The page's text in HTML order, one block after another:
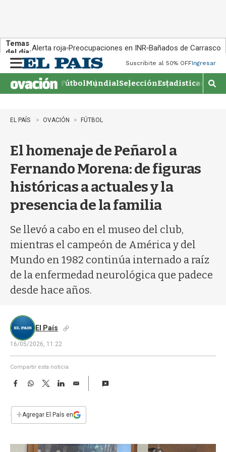
Temas
del día:Alerta roja Preocupaciones en INR Bañados de Carrasco
n
u
Suscribite al 50% OFFIngresar
FútbolMundialSelecciónEstadisticas
M
o
EL PAÍS OVACIÓN FÚTBOL
El homenaje de Peñarol a
Fernando Morena: de figuras
históricas a actuales y la
presencia de la familia
Se llevó a cabo en el museo del club,
mientras el campeón de América y del
Mundo en 1982 continúa internado a raíz
de la enfermedad neurológica que padece
desde hace años.
El País
16/05/2026, 11:22
Compartir esta noticia
F
e
b
W
s
T
w
t
L
E
i
l
+Agregar El País en